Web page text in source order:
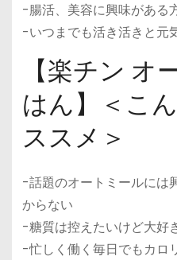
-腸活、美容に興味がある
-いつまでも活き活きと元
【楽チン オ
はん】＜こ
ススメ＞
-話題のオートミールには
からない
-糖質は控えたいけど大好
-忙しく働く毎日でもカロ